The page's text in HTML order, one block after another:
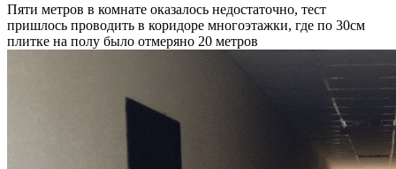
Пяти метров в комнате оказалось недостаточно, тест
пришлось проводить в коридоре многоэтажки, где по 30см
плитке на полу было отмеряно 20 метров